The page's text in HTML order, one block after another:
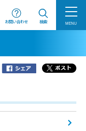
お問い合わせ 検索 MENU